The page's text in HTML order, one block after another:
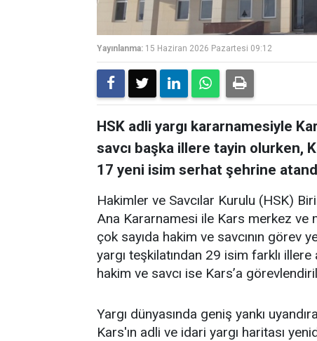
Yayınlanma: 15 Haziran 2026 Pazartesi 09:12
HSK adli yargı kararnamesiyle
savcı başka illere tayin olurken,
17 yeni isim serhat şehrine
Hakimler ve Savcılar Kurulu (HSK)
Ana Kararnamesi ile Kars merkez ve
çok sayıda hakim ve savcının görev
yargı teşkilatından 29 isim farklı
hakim ve savcı ise Kars’a
Yargı dünyasında geniş yankı
Kars'ın adli ve idari yargı haritası